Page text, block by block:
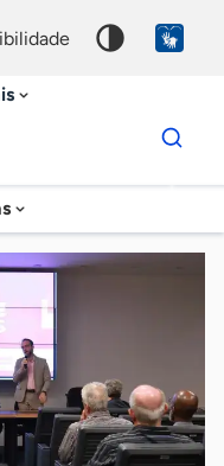
Dados
para
chave